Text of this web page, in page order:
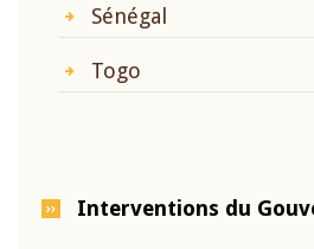
Sénégal
Togo
Interventions du